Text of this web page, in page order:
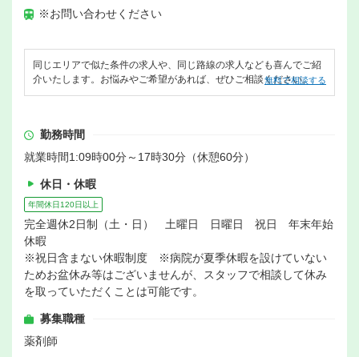
※お問い合わせください
同じエリアで似た条件の求人や、同じ路線の求人なども喜んでご紹
介いたします。お悩みやご希望があれば、ぜひご相談ください。
無料で相談する
勤務時間
就業時間1:09時00分～17時30分（休憩60分）
休日・休暇
年間休日120日以上
完全週休2日制（土・日） 土曜日 日曜日 祝日 年末年始
休暇
※祝日含まない休暇制度 ※病院が夏季休暇を設けていない
ためお盆休み等はございませんが、スタッフで相談して休み
を取っていただくことは可能です。
募集職種
薬剤師